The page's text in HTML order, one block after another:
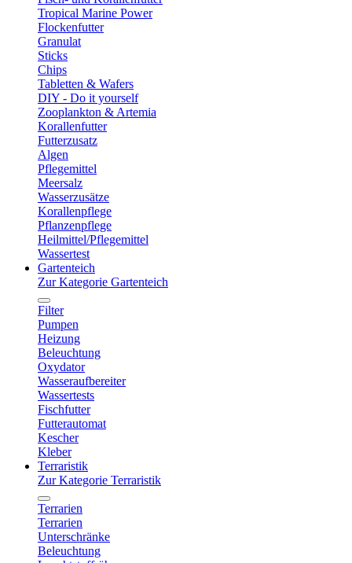
Tropical Marine Power
Flockenfutter
Granulat
Sticks
Chips
Tabletten & Wafers
DIY - Do it yourself
Zooplankton & Artemia
Korallenfutter
Futterzusatz
Algen
Pflegemittel
Meersalz
Wasserzusätze
Korallenpflege
Pflanzenpflege
Heilmittel/Pflegemittel
Wassertest
Gartenteich
Zur Kategorie Gartenteich
Filter
Pumpen
Heizung
Beleuchtung
Oxydator
Wasseraufbereiter
Wassertests
Fischfutter
Futterautomat
Kescher
Kleber
Terraristik
Zur Kategorie Terraristik
Terrarien
Terrarien
Unterschränke
Beleuchtung